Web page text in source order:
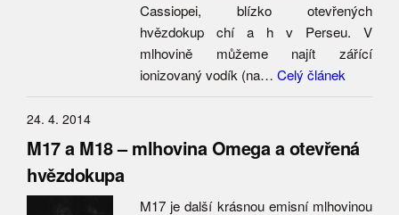
Cassiopei, blízko otevřených
hvězdokup chí a h v Perseu. V
mlhovině můžeme najít zářící
ionizovaný vodík (na… Celý článek
24. 4. 2014
M17 a M18 – mlhovina Omega a otevřená
hvězdokupa
M17 je další krásnou emisní mlhovinou